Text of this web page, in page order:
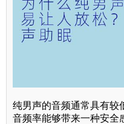
纯男声的音频通常具有较
音频率能够带来一种安全